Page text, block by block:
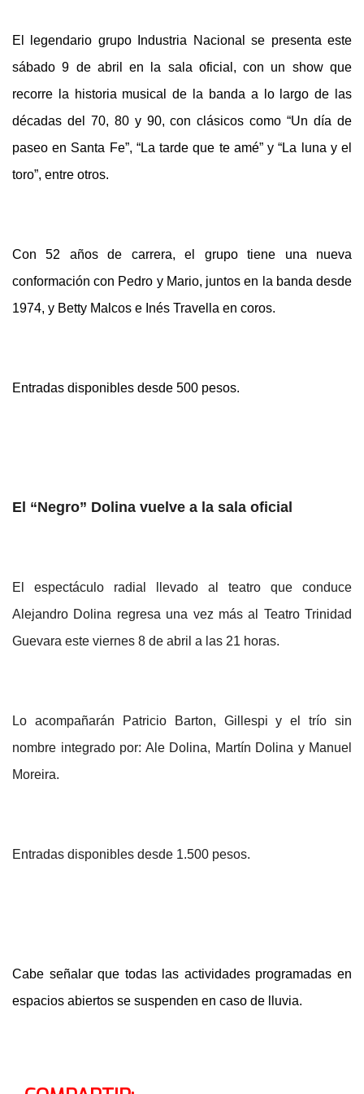
El legendario grupo Industria Nacional se presenta este
sábado 9 de abril en la sala oficial, con un show que
recorre la historia musical de la banda a lo largo de las
décadas del 70, 80 y 90, con clásicos como “Un día de
paseo en Santa Fe”, “La tarde que te amé” y “La luna y el
toro”, entre otros.
Con 52 años de carrera, el grupo tiene una nueva
conformación con Pedro y Mario, juntos en la banda desde
1974, y Betty Malcos e Inés Travella en coros.
Entradas disponibles desde 500 pesos.
El “Negro” Dolina vuelve a la sala oficial
El espectáculo radial llevado al teatro que conduce
Alejandro Dolina regresa una vez más al Teatro Trinidad
Guevara este viernes 8 de abril a las 21 horas.
Lo acompañarán Patricio Barton, Gillespi y el trío sin
nombre integrado por: Ale Dolina, Martín Dolina y Manuel
Moreira.
Entradas disponibles desde 1.500 pesos.
Cabe señalar que todas las actividades programadas en
espacios abiertos se suspenden en caso de lluvia.